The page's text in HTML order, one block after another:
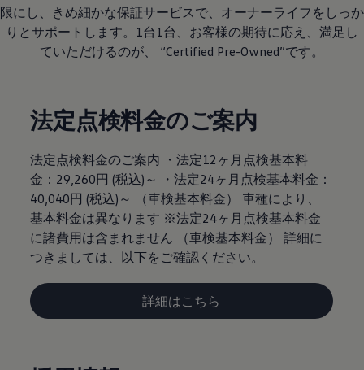
限にし、きめ細かな保証サービスで、オーナーライフをしっか
りとサポートします。1台1台、お客様の期待に応え、満足し
ていただけるのが、 “Certified Pre-Owned”です。
法定点検料金のご案内
法定点検料金のご案内 ・法定12ヶ月点検基本料
金：29,260円 (税込)～ ・法定24ヶ月点検基本料金：
40,040円 (税込)～ （車検基本料金） 車種により、
基本料金は異なります ※法定24ヶ月点検基本料金
に諸費用は含まれません （車検基本料金） 詳細に
つきましては、以下をご確認ください。
詳細はこちら